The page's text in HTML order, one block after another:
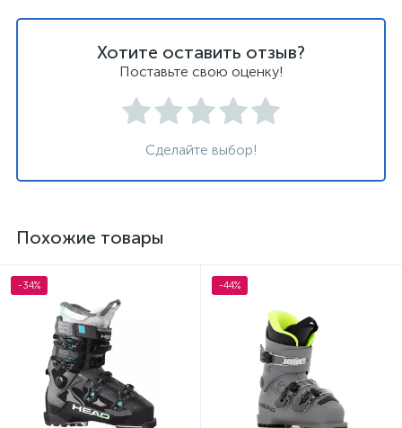
Хотите оставить отзыв?
Поставьте свою оценку!
Сделайте выбор!
Похожие товары
-34% -44%